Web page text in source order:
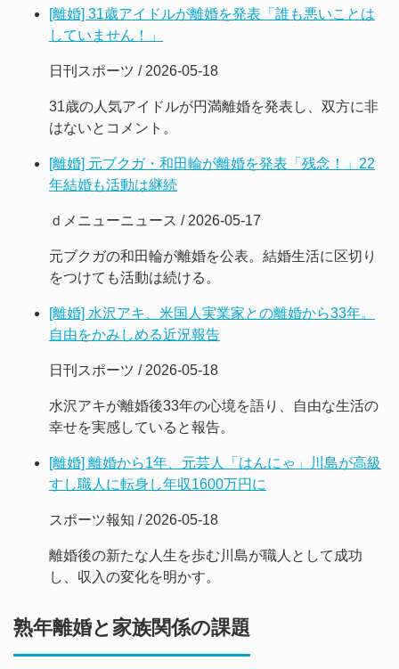
[離婚] 31歳アイドルが離婚を発表「誰も悪いことは
していません！」
日刊スポーツ / 2026-05-18
31歳の人気アイドルが円満離婚を発表し、双方に非
はないとコメント。
[離婚] 元ブクガ・和田輪が離婚を発表「残念！」22
年結婚も活動は継続
ｄメニューニュース / 2026-05-17
元ブクガの和田輪が離婚を公表。結婚生活に区切り
をつけても活動は続ける。
[離婚] 水沢アキ、米国人実業家との離婚から33年。
自由をかみしめる近況報告
日刊スポーツ / 2026-05-18
水沢アキが離婚後33年の心境を語り、自由な生活の
幸せを実感していると報告。
[離婚] 離婚から1年、元芸人「はんにゃ」川島が高級
すし職人に転身し年収1600万円に
スポーツ報知 / 2026-05-18
離婚後の新たな人生を歩む川島が職人として成功
し、収入の変化を明かす。
熟年離婚と家族関係の課題